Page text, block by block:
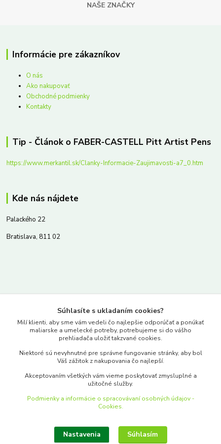
NAŠE ZNAČKY
Informácie pre zákazníkov
O nás
Ako nakupovať
Obchodné podmienky
Kontakty
Tip - Článok o FABER-CASTELL Pitt Artist Pens
https://www.merkantil.sk/Clanky-Informacie-Zaujimavosti-a7_0.htm
Kde nás nájdete
Palackého 22
Bratislava, 811 02
www.merkantil.sk
Pondelok-Piatok: 9.00-17.00hod.
objednavky@merkantil-obchod.sk
Súhlasíte s ukladaním cookies?
Milí klienti, aby sme vám vedeli čo najlepšie odporúčať a ponúkať
maliarske a umelecké potreby, potrebujeme si do vášho
prehliadača uložiť takzvané cookies.
Niektoré sú nevyhnutné pre správne fungovanie stránky, aby bol
Váš zážitok z nakupovania čo najlepší.
Akceptovaním všetkých vám vieme poskytovať zmysluplné a
užitočné služby.
Podmienky a informácie o spracovávaní osobných údajov -
Cookies.
Nastavenia Súhlasím